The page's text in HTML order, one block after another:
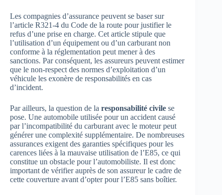
Les compagnies d’assurance peuvent se baser sur
l’article R321-4 du Code de la route pour justifier le
refus d’une prise en charge. Cet article stipule que
l’utilisation d’un équipement ou d’un carburant non
conforme à la réglementation peut mener à des
sanctions. Par conséquent, les assureurs peuvent estimer
que le non-respect des normes d’exploitation d’un
véhicule les exonère de responsabilités en cas
d’incident.
Par ailleurs, la question de la responsabilité civile se
pose. Une automobile utilisée pour un accident causé
par l’incompatibilité du carburant avec le moteur peut
générer une complexité supplémentaire. De nombreuses
assurances exigent des garanties spécifiques pour les
carences liées à la mauvaise utilisation de l’E85, ce qui
constitue un obstacle pour l’automobiliste. Il est donc
important de vérifier auprès de son assureur le cadre de
cette couverture avant d’opter pour l’E85 sans boîtier.